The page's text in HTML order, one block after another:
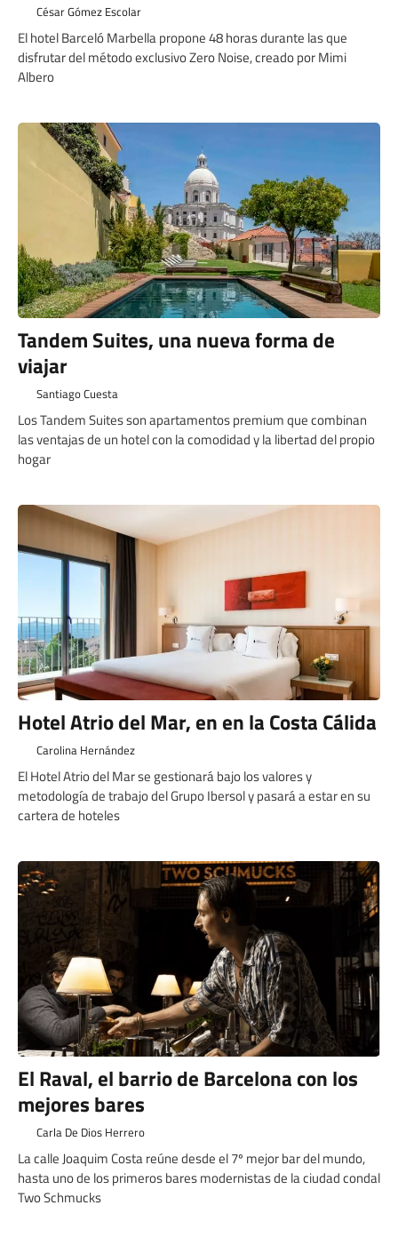
César Gómez Escolar
El hotel Barceló Marbella propone 48 horas durante las que
disfrutar del método exclusivo Zero Noise, creado por Mimi
Albero
Tandem Suites, una nueva forma de
viajar
Santiago Cuesta
Los Tandem Suites son apartamentos premium que combinan
las ventajas de un hotel con la comodidad y la libertad del propio
hogar
Hotel Atrio del Mar, en en la Costa Cálida
Carolina Hernández
El Hotel Atrio del Mar se gestionará bajo los valores y
metodología de trabajo del Grupo Ibersol y pasará a estar en su
cartera de hoteles
El Raval, el barrio de Barcelona con los
mejores bares
Carla De Dios Herrero
La calle Joaquim Costa reúne desde el 7º mejor bar del mundo,
hasta uno de los primeros bares modernistas de la ciudad condal
Two Schmucks